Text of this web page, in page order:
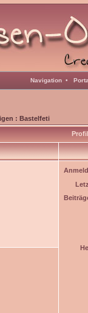
Navigation •
: Bastelfeti